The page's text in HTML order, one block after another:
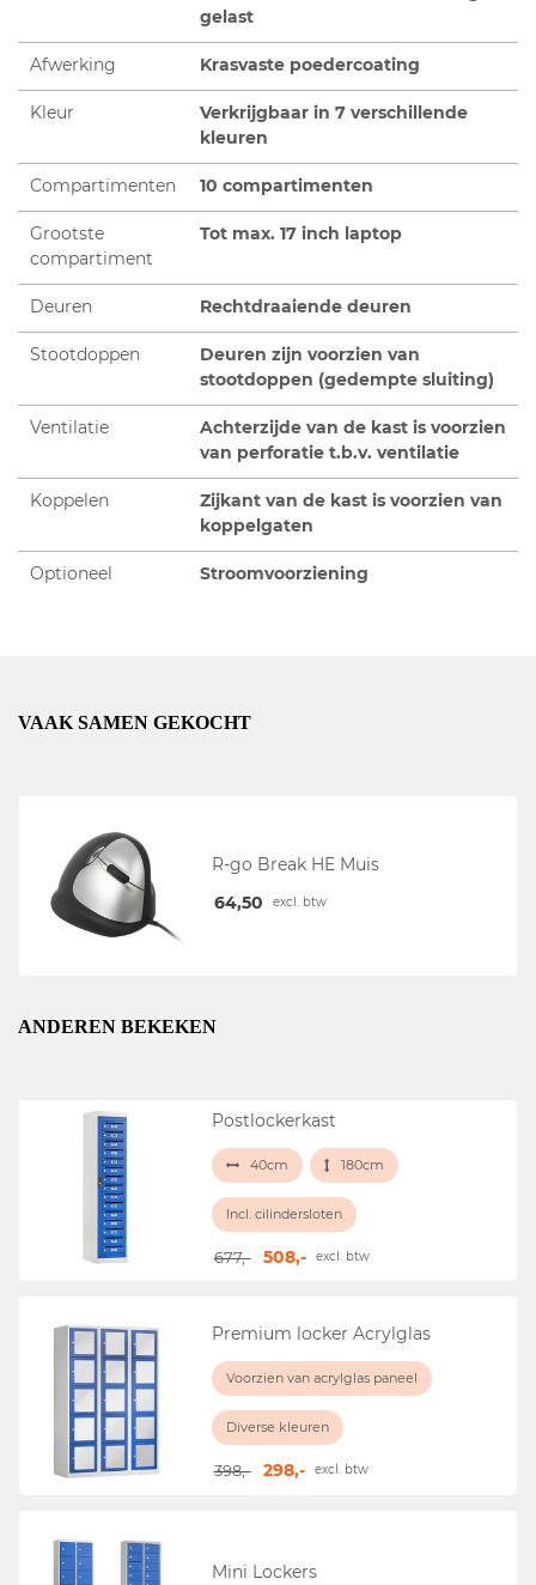
gelast
Afwerking Krasvaste poedercoating
Kleur
Verkrijgbaar in 7 verschillende
kleuren
Compartimenten 10 compartimenten
Grootste
compartiment
Tot max. 17 inch laptop
Deuren Rechtdraaiende deuren
Stootdoppen
Deuren zijn voorzien van
stootdoppen (gedempte sluiting)
Ventilatie
Achterzijde van de kast is voorzien
van perforatie t.b.v. ventilatie
Koppelen
Zijkant van de kast is voorzien van
koppelgaten
Optioneel Stroomvoorziening
VAAK SAMEN GEKOCHT
R-go Break HE Muis
64,50
excl. btw
ANDEREN BEKEKEN
Postlockerkast
40cm 180cm
Incl. cilindersloten
677,- 508,- excl. btw
Premium locker Acrylglas
Voorzien van acrylglas paneel
Diverse kleuren
398,- 298,- excl. btw
Mini Lockers